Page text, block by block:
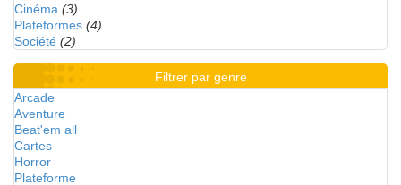
Cinéma (3)
Plateformes (4)
Société (2)
Filtrer par genre
Arcade
Aventure
Beat'em all
Cartes
Horror
Plateforme